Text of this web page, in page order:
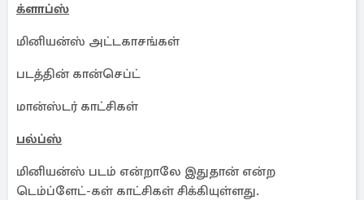
க்ளாப்ஸ்
மினியன்ஸ் அட்டகாசங்கள்
படத்தின் கான்செப்ட்
மான்ஸ்டர் காட்சிகள்
பல்ப்ஸ்
மினியன்ஸ் படம் என்றாலே இதுதான் என்ற
டெம்ப்ளேட்-கள் காட்சிகள் சிக்கியுள்ளது.